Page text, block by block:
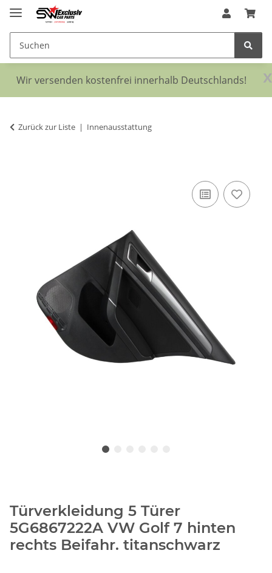
x
Wir versenden kostenfrei innerhalb Deutschlands!
Zurück zur Liste Innenausstattung
Türverkleidung 5 Türer
5G6867222A VW Golf 7 hinten
rechts Beifahr. titanschwarz